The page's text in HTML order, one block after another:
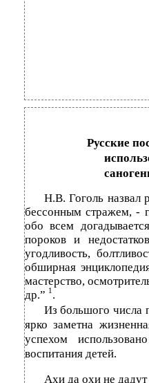
Русские
Н.В. Гоголь назвал
бессонным стражем, -
обо всем
пороков и
угодливость,
обширная
мастерство,
др.” 1 .
Из большого числа
ярко заметна
успехом
воспитания детей.
Ахи да охи не